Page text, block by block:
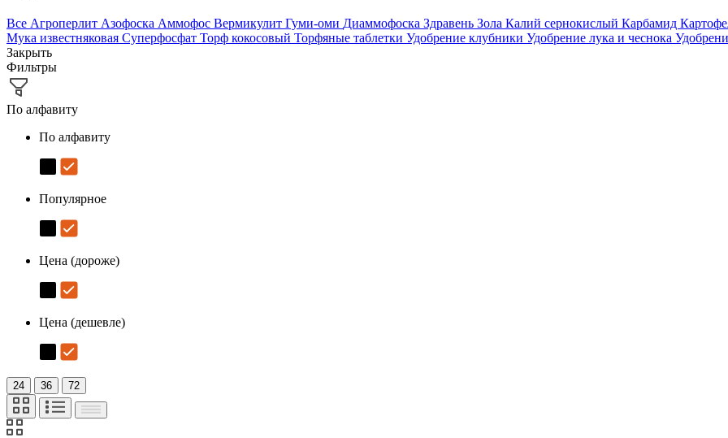
Все Агроперлит Азофоска Аммофос Вермикулит Гуми-оми Диаммофоска Здравень Зола Калий сернокислый Карбамид
Мука известняковая Суперфосфат Торф кокосовый Торфяные таблетки Удобрение клубники Удобрение лука и чеснока
Закрыть
Фильтры
По алфавиту
По алфавиту
Популярное
Цена (дороже)
Цена (дешевле)
24 36 72